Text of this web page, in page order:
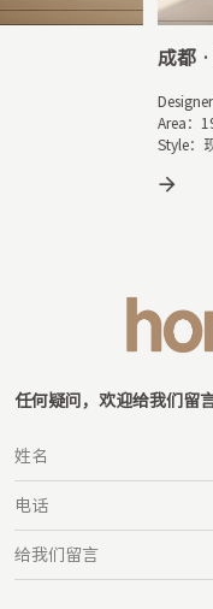
成都 · 陆肖TOD麓鸣
任何疑问，欢迎给我们留